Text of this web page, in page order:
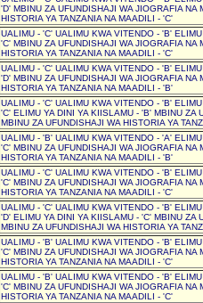
'D' MBINU ZA UFUNDISHAJI WA JIOGRAFIA NA
HISTORIA YA TANZANIA NA MAADILI - 'C'
UALIMU - 'C' UALIMU KWA VITENDO - 'B'
'C' MBINU ZA UFUNDISHAJI WA JIOGRAFIA NA
HISTORIA YA TANZANIA NA MAADILI - 'C'
UALIMU - 'C' UALIMU KWA VITENDO - 'B'
'D' MBINU ZA UFUNDISHAJI WA JIOGRAFIA NA
HISTORIA YA TANZANIA NA MAADILI - 'B'
UALIMU - 'C' UALIMU KWA VITENDO - 'B'
'C' ELIMU YA DINI YA KIISLAMU - 'B' MBINU ZA
MBINU ZA UFUNDISHAJI WA HISTORIA YA
UALIMU - 'B' UALIMU KWA VITENDO - 'A'
'C' MBINU ZA UFUNDISHAJI WA JIOGRAFIA NA
HISTORIA YA TANZANIA NA MAADILI - 'B'
UALIMU - 'C' UALIMU KWA VITENDO - 'B'
'C' MBINU ZA UFUNDISHAJI WA JIOGRAFIA NA
HISTORIA YA TANZANIA NA MAADILI - 'C'
UALIMU - 'C' UALIMU KWA VITENDO - 'B'
'D' ELIMU YA DINI YA KIISLAMU - 'C' MBINU ZA
MBINU ZA UFUNDISHAJI WA HISTORIA YA
UALIMU - 'B' UALIMU KWA VITENDO - 'B'
'C' MBINU ZA UFUNDISHAJI WA JIOGRAFIA NA
HISTORIA YA TANZANIA NA MAADILI - 'C'
UALIMU - 'B' UALIMU KWA VITENDO - 'B'
'C' MBINU ZA UFUNDISHAJI WA JIOGRAFIA NA
HISTORIA YA TANZANIA NA MAADILI - 'C'